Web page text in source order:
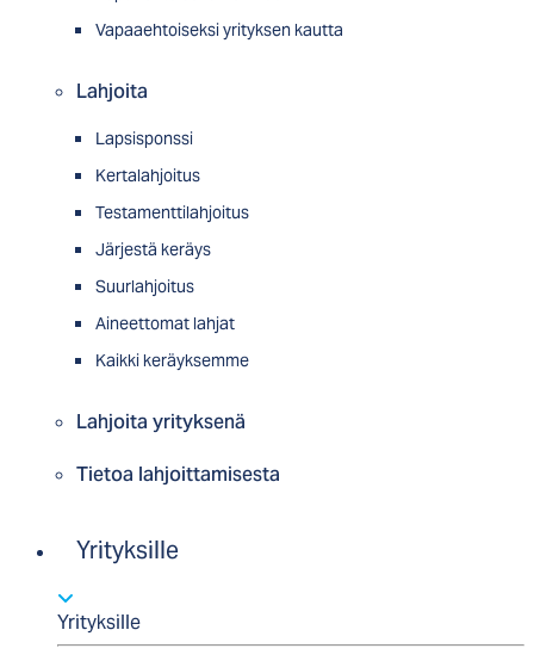
Vapaaehtoiseksi yrityksen kautta
Lahjoita
Lapsisponssi
Kertalahjoitus
Testamenttilahjoitus
Järjestä keräys
Suurlahjoitus
Aineettomat lahjat
Kaikki keräyksemme
Lahjoita yrityksenä
Tietoa lahjoittamisesta
Yrityksille
Yrityksille